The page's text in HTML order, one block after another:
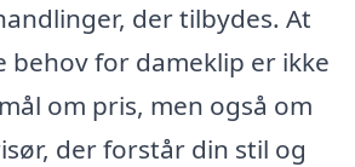
der tilbydes. At
for dameklip er ikke
om pris, men også om
der forstår din stil og